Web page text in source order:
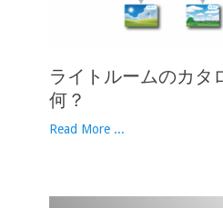
ライトルームのカタ
何？
Read More ...